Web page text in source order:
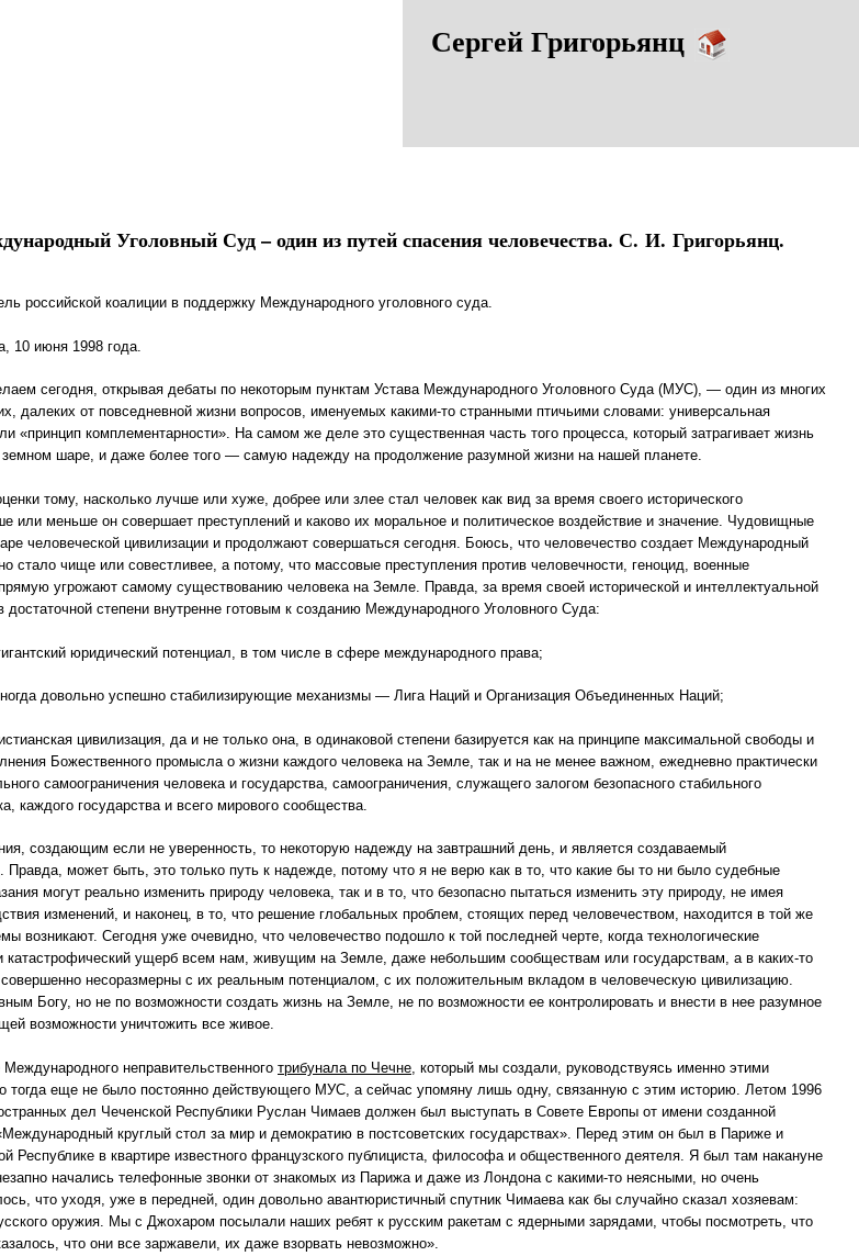
Сергей Григорьянц
Уголовный Суд – один из путей спасения человечества. С. И. Григорьянц.
российской коалиции в поддержку Международного уголовного суда.
10 июня 1998 года.
сегодня, открывая дебаты по некоторым пунктам Устава Международного Уголовного Суда (МУС), — один из многих
далеких от повседневной жизни вопросов, именуемых какими-то странными птичьими словами: универсальная
«принцип комплементарности». На самом же деле это существенная часть того процесса, который затрагивает жизнь
шаре, и даже более того — самую надежду на продолжение разумной жизни на нашей планете.
тому, насколько лучше или хуже, добрее или злее стал человек как вид за время своего исторического
или меньше он совершает преступлений и каково их моральное и политическое воздействие и значение. Чудовищные
человеческой цивилизации и продолжают совершаться сегодня. Боюсь, что человечество создает Международный
стало чище или совестливее, а потому, что массовые преступления против человечности, геноцид, военные
угрожают самому существованию человека на Земле. Правда, за время своей исторической и интеллектуальной
достаточной степени внутренне готовым к созданию Международного Уголовного Суда:
юридический потенциал, в том числе в сфере международного права;
довольно успешно стабилизирующие механизмы — Лига Наций и Организация Объединенных Наций;
цивилизация, да и не только она, в одинаковой степени базируется как на принципе максимальной свободы и
Божественного промысла о жизни каждого человека на Земле, так и на не менее важном, ежедневно практически
самоограничения человека и государства, самоограничения, служащего залогом безопасного стабильного
каждого государства и всего мирового сообщества.
создающим если не уверенность, то некоторую надежду на завтрашний день, и является создаваемый
может быть, это только путь к надежде, потому что я не верю как в то, что какие бы то ни было судебные
могут реально изменить природу человека, так и в то, что безопасно пытаться изменить эту природу, не имея
изменений, и наконец, в то, что решение глобальных проблем, стоящих перед человечеством, находится в той же
возникают. Сегодня уже очевидно, что человечество подошло к той последней черте, когда технологические
катастрофический ущерб всем нам, живущим на Земле, даже небольшим сообществам или государствам, а в каких-то
несоразмерны с их реальным потенциалом, с их положительным вкладом в человеческую цивилизацию.
Богу, но не по возможности создать жизнь на Земле, не по возможности ее контролировать и внести в нее разумное
возможности уничтожить все живое.
неправительственного трибунала по Чечне , который мы создали, руководствуясь именно этими
тогда еще не было постоянно действующего МУС, а сейчас упомяну лишь одну, связанную с этим историю. Летом 1996
дел Чеченской Республики Руслан Чимаев должен был выступать в Совете Европы от имени созданной
круглый стол за мир и демократию в постсоветских государствах». Перед этим он был в Париже и
Республике в квартире известного французского публициста, философа и общественного деятеля. Я был там накануне
начались телефонные звонки от знакомых из Парижа и даже из Лондона с какими-то неясными, но очень
что уходя, уже в передней, один довольно авантюристичный спутник Чимаева как бы случайно сказал хозяевам:
оружия. Мы с Джохаром посылали наших ребят к русским ракетам с ядерными зарядами, чтобы посмотреть, что
что они все заржавели, их даже взорвать невозможно».